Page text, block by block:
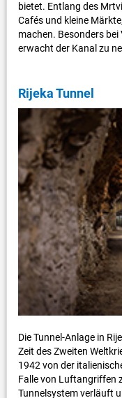
bietet. Entlang des
Cafés und kleine
machen. Besonders
erwacht der Kanal zu
Rijeka Tunnel
Die Tunnel-Anlage in
Zeit des Zweiten
1942 von der
Falle von Luftangriffen
Tunnelsystem verläuft